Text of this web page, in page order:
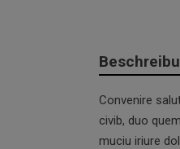
Convenire
civib, duo
muciu iriure